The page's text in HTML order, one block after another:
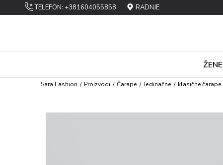
TELEFON: +381604055858 RADNJE
ŽENE
Sara Fashion Proizvodi Čarapе Jеdinačnе klasične čarape